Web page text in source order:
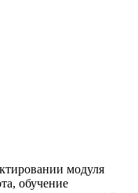
модуля
обучение